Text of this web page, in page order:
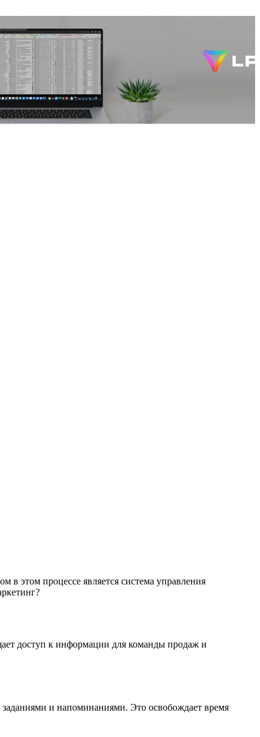
этом процессе является система управления
доступ к информации для команды продаж и
и напоминаниями. Это освобождает время